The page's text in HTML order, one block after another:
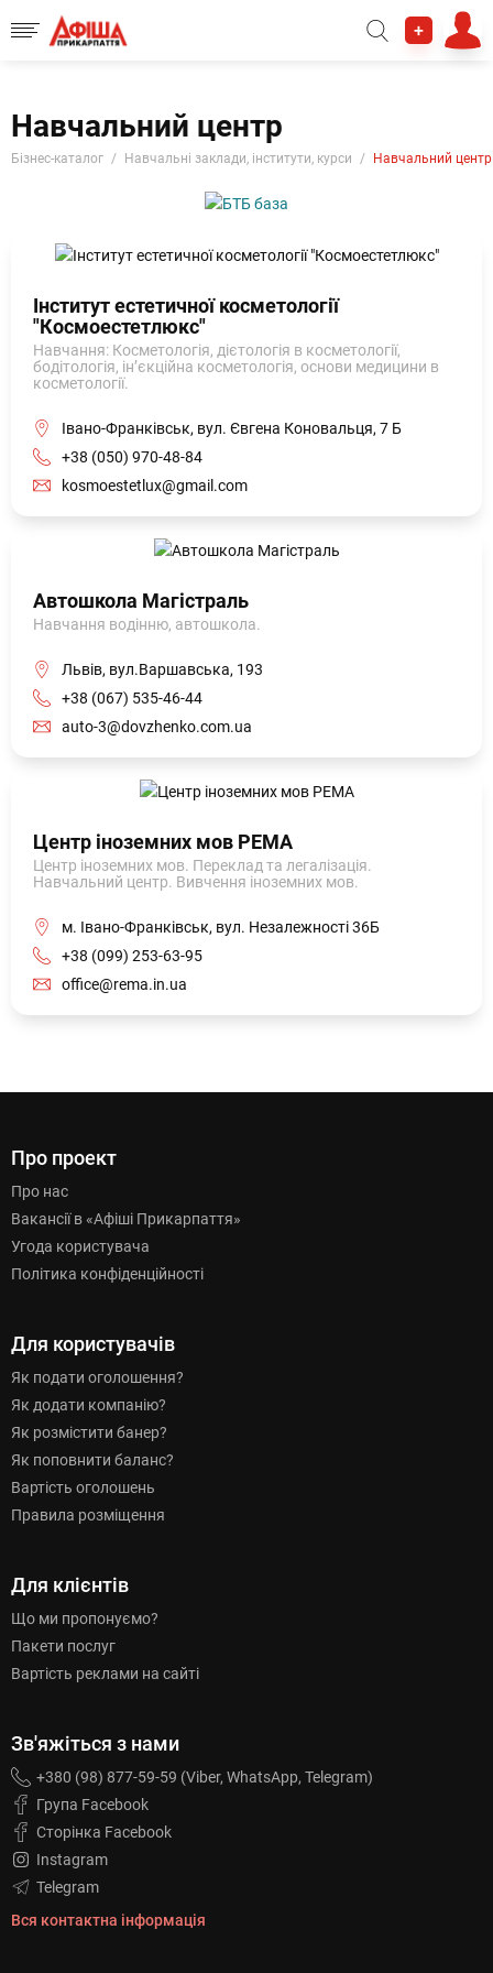
+
Навчальний центр
Бізнес-каталог Навчальні заклади, інститути, курси Навчальний центр
Інститут естетичної косметології
"Космоестетлюкс"
Навчання: Косметологія, дієтологія в косметології,
бодітологія, ін’єкційна косметологія, основи медицини в
косметології.
Івано-Франківськ, вул. Євгена Коновальця, 7 Б
+38 (050) 970-48-84
kosmoestetlux@gmail.com
Автошкола Магістраль
Навчання водінню, автошкола.
Львів, вул.Варшавська, 193
+38 (067) 535-46-44
auto-3@dovzhenko.com.ua
Центр іноземних мов РЕМА
Центр іноземних мов. Переклад та легалізація.
Навчальний центр. Вивчення іноземних мов.
м. Івано-Франківськ, вул. Незалежності 36Б
+38 (099) 253-63-95
office@rema.in.ua
Про проект
Про нас
Вакансії в «Афіші Прикарпаття»
Угода користувача
Політика конфіденційності
Для користувачів
Як подати оголошення?
Як додати компанію?
Як розмістити банер?
Як поповнити баланс?
Вартість оголошень
Правила розміщення
Для клієнтів
Що ми пропонуємо?
Пакети послуг
Вартість реклами на сайті
Зв'яжіться з нами
+380 (98) 877-59-59 (Viber, WhatsApp, Telegram)
Група Facebook
Сторінка Facebook
Instagram
Telegram
Вся контактна інформація